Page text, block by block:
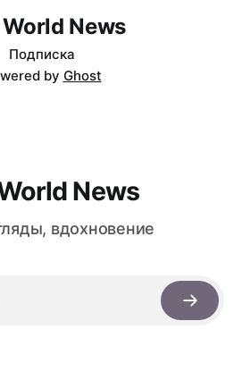
News
Подписка
by Ghost
News
вдохновение